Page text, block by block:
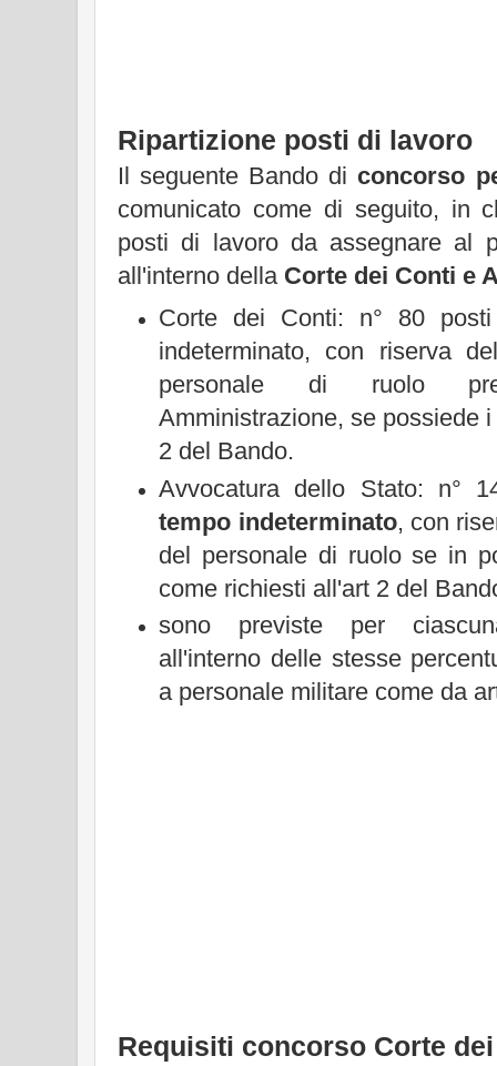
Ripartizione posti di lavoro
Il seguente Bando di concorso
comunicato come di seguito, in
posti di lavoro da assegnare al
all'interno della Corte dei Conti e
Corte dei Conti: n° 80
indeterminato, con riserva
personale di ruolo
Amministrazione, se possiede
2 del Bando.
Avvocatura dello Stato: n°
tempo indeterminato, con
del personale di ruolo se in
come richiesti all'art 2 del
sono previste per
all'interno delle stesse
a personale militare come da
Requisiti concorso Corte